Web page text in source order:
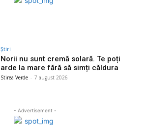
Știri
Norii nu sunt cremă solară. Te poți
arde la mare fără să simți căldura
Stirea Verde - 7 august 2026
- Advertisement -